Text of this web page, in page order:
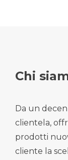
Chi
Da un
clientela,
prodotti
cliente la